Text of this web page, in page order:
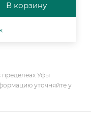
В корзину
пределеах Уфы
уточняйте у